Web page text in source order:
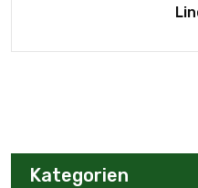
Kategorien